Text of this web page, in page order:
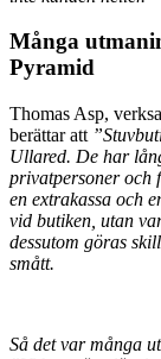
Många
Pyramid
Thomas Asp,
berättar att
Ullared. De har
privatpersoner och
en extrakassa och
vid butiken, utan
dessutom göras
smått.
Så det var många